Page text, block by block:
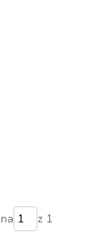
z 1